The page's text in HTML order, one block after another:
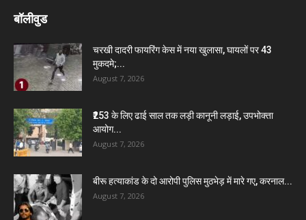
बॉलीवुड
चरखी दादरी फायरिंग केस में नया खुलासा, घायलों पर 43
मुकदमे;...
August 7, 2026
₹253 के लिए ढाई साल तक लड़ी कानूनी लड़ाई, उपभोक्ता
आयोग...
August 7, 2026
बीरू हत्याकांड के दो आरोपी पुलिस मुठभेड़ में मारे गए, करनाल...
August 7, 2026